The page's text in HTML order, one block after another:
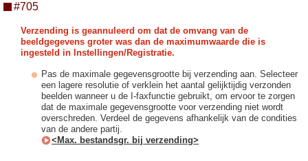
#705
Verzending is geannuleerd om dat de omvang van de
beeldgegevens groter was dan de maximumwaarde die is
ingesteld in Instellingen/Registratie.
Pas de maximale gegevensgrootte bij verzending aan. Selecteer
een lagere resolutie of verklein het aantal gelijktijdig verzonden
beelden wanneer u de I-faxfunctie gebruikt, om ervoor te zorgen
dat de maximale gegevensgrootte voor verzending niet wordt
overschreden. Verdeel de gegevens afhankelijk van de condities
van de andere partij.
<Max. bestandsgr. bij verzending>